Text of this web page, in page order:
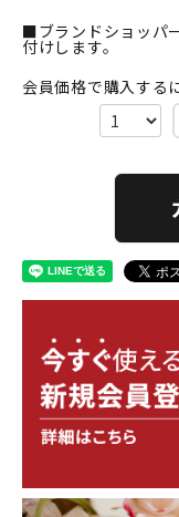
■ブランドショッパ
付けします。
会員価格で購入する